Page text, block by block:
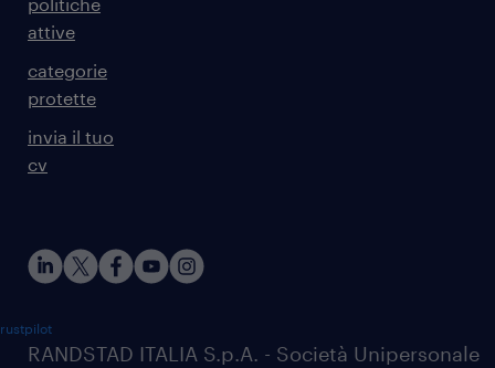
politiche
attive
categorie
protette
invia il tuo
cv
RANDSTAD ITALIA S.p.A. - Società Unipersonale